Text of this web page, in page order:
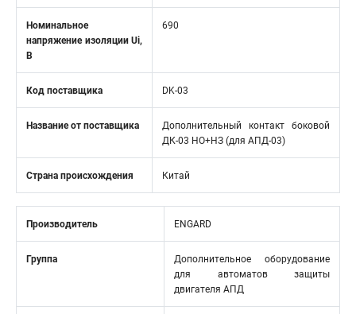
Номинальное
напряжение изоляции Ui,
В
690
Код поставщика DK-03
Название от поставщика
Дополнительный контакт боковой
ДК-03 НО+НЗ (для АПД-03)
Страна происхождения Китай
Производитель ENGARD
Группа
Дополнительное оборудование
для автоматов защиты
двигателя АПД